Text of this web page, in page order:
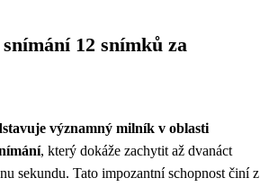
12 snímků za
významný milník v oblasti
, který dokáže zachytit až dvanáct
sekundu. Tato impozantní schopnost činí z